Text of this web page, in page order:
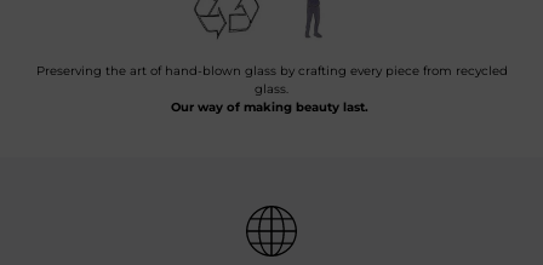
Preserving the art of hand-blown glass by crafting every piece from recycled
glass.
Our way of making beauty last.